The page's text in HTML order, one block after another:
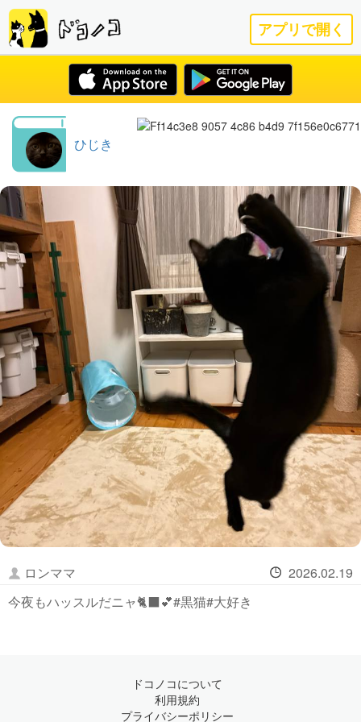
アプリで開く
ひじき
ロンママ
2026.02.19
今夜もハッスルだニャ🐈‍⬛💕#黒猫#大好き
ドコノコについて
利用規約
プライバシーポリシー